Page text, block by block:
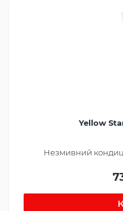
Yellow
Незмивний